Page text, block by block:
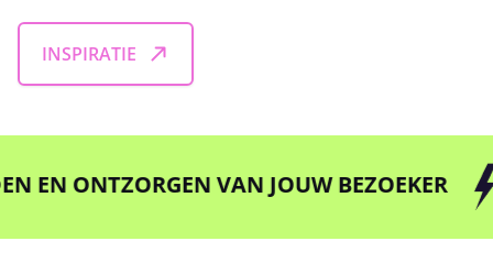
INSPIRATIE
VAN JOUW BEZOEKER